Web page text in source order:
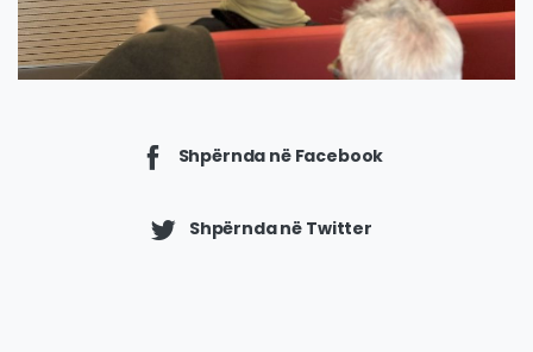
Shpërnda në Facebook
Shpërnda në Twitter